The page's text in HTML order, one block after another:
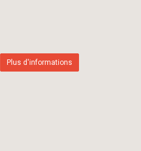
Plus d'informations